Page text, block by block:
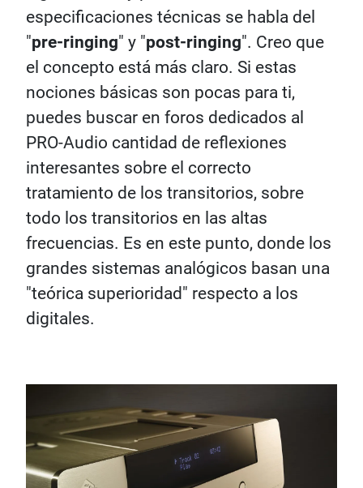
especificaciones técnicas se habla del
"pre-ringing" y "post-ringing". Creo que
el concepto está más claro. Si estas
nociones básicas son pocas para ti,
puedes buscar en foros dedicados al
PRO-Audio cantidad de reflexiones
interesantes sobre el correcto
tratamiento de los transitorios, sobre
todo los transitorios en las altas
frecuencias. Es en este punto, donde los
grandes sistemas analógicos basan una
"teórica superioridad" respecto a los
digitales.